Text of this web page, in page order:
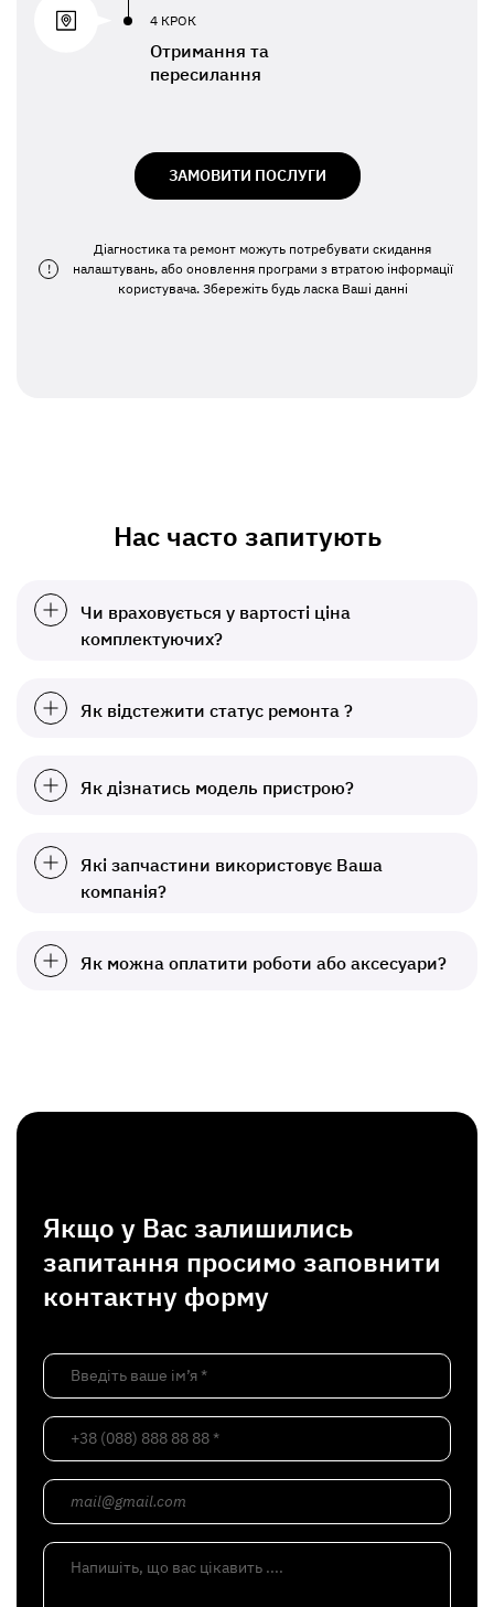
4 КРОК
Отримання та
пересилання
ЗАМОВИТИ ПОСЛУГИ
!
Діагностика та ремонт можуть потребувати скидання
налаштувань, або оновлення програми з втратою інформації
користувача. Збережіть будь ласка Ваші данні
Нас часто запитують
Чи враховується у вартості ціна
комплектуючих?
Як відстежити статус ремонта ?
Як дізнатись модель пристрою?
Які запчастини використовує Ваша
компанія?
Як можна оплатити роботи або аксесуари?
Якщо у Вас залишились
запитання просимо заповнити
контактну форму
Введіть ваше ім’я *
+38 (088) 888 88 88 *
mail@gmail.com
Напишіть, що вас цікавить ....